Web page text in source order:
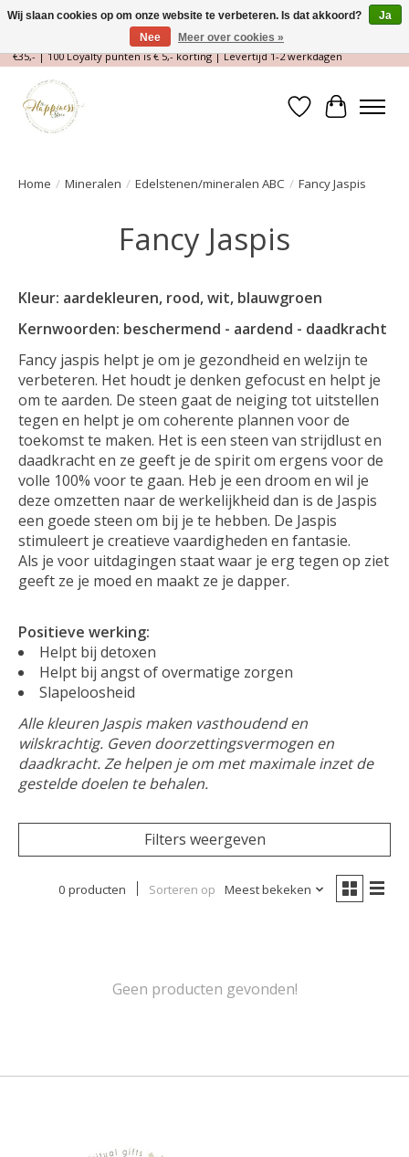
Magische Conceptstore, Edelstenen & Spirituele winkel | Gratis verzending >
€35,- | 100 Loyalty punten is € 5,- korting | Levertijd 1-2 werkdagen
Verlanglijst
Home / Mineralen / Edelstenen/mineralen ABC / Fancy Jaspis
Fancy Jaspis
Kleur: aardekleuren, rood, wit, blauwgroen
Kernwoorden: beschermend - aardend - daadkracht
Fancy jaspis helpt je om je gezondheid en welzijn te
verbeteren. Het houdt je denken gefocust en helpt je
om te aarden. De steen gaat de neiging tot uitstellen
tegen en helpt je om coherente plannen voor de
toekomst te maken. Het is een steen van strijdlust en
daadkracht en ze geeft je de spirit om ergens voor de
volle 100% voor te gaan. Heb je een droom en wil je
deze omzetten naar de werkelijkheid dan is de Jaspis
een goede steen om bij je te hebben. De Jaspis
stimuleert je creatieve vaardigheden en fantasie.
Als je voor uitdagingen staat waar je erg tegen op ziet
geeft ze je moed en maakt ze je dapper.
Positieve werking:
Helpt bij detoxen
Helpt bij angst of overmatige zorgen
Slapeloosheid
Alle kleuren Jaspis maken vasthoudend en
wilskrachtig. Geven doorzettingsvermogen en
daadkracht. Ze helpen je om met maximale inzet de
gestelde doelen te behalen.
Filters weergeven
0 producten Sorteren op Meest bekeken
Geen producten gevonden!
Wij slaan cookies op om onze website te verbeteren. Is dat akkoord?
Ja
Nee
Meer over cookies »